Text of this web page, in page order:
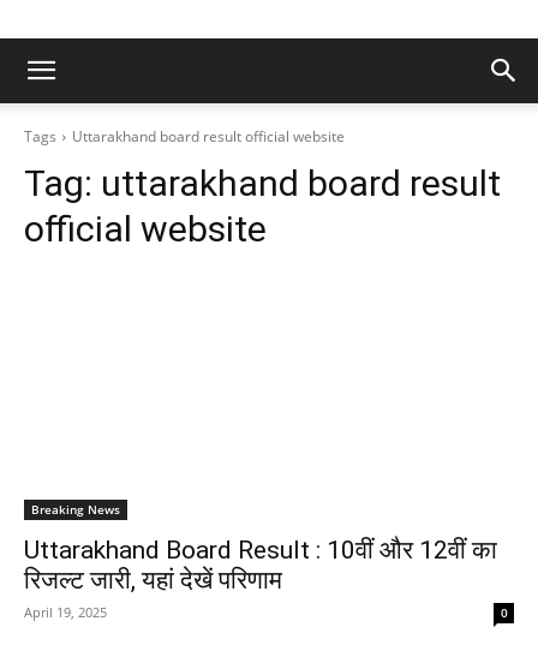
Tags Uttarakhand board result official website
Tag: uttarakhand board result
official website
Breaking News
Uttarakhand Board Result : 10वीं और 12वीं का
रिजल्ट जारी, यहां देखें परिणाम
April 19, 2025 0